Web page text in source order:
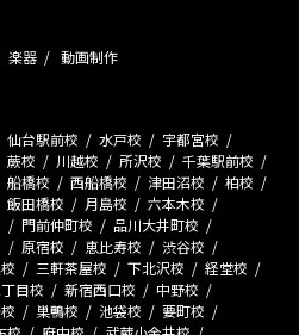
楽器 動画制作
仙台駅前校 水戸校
宇都宮校
蕨校 川越校 所沢校
千葉駅前校
船橋校 西船橋校 津田沼校
柏校
飯田橋校 月島校
六本木校
門前仲町校
品川大井町校
原宿校 恵比寿校
渋谷校
三軒茶屋校 下北沢校
経堂校
目校 新宿西口校
中野校
巣鴨校 池袋校
要町校